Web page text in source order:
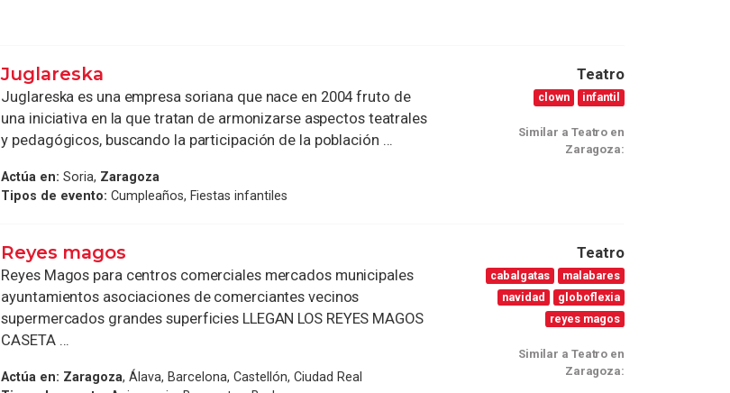
Juglareska
Juglareska es una empresa soriana que nace en 2004 fruto de
una iniciativa en la que tratan de armonizarse aspectos teatrales
y pedagógicos, buscando la participación de la población ...
Actúa en: Soria, Zaragoza
Tipos de evento: Cumpleaños, Fiestas infantiles
Teatro
clown infantil
Similar a Teatro en
Zaragoza:
Reyes magos
Reyes Magos para centros comerciales mercados municipales
ayuntamientos asociaciones de comerciantes vecinos
supermercados grandes superficies LLEGAN LOS REYES MAGOS
CASETA ...
Actúa en: Zaragoza, Álava, Barcelona, Castellón, Ciudad Real
Teatro
cabalgatas
malabares
navidad
globoflexia
reyes magos
Similar a Teatro en
Zaragoza: